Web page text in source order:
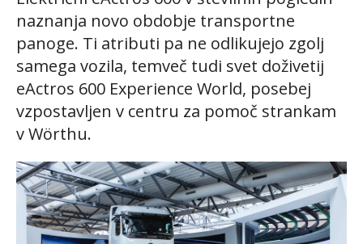
naznanja novo obdobje transportne
panoge. Ti atributi pa ne odlikujejo zgolj
samega vozila, temveč tudi svet doživetij
eActros 600 Experience World, posebej
vzpostavljen v centru za pomoč strankam
v Wörthu.